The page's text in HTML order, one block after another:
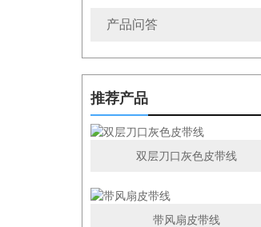
产品问答
推荐产品
双层刀口灰色皮带线
带风扇皮带线